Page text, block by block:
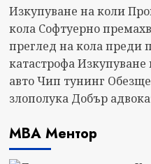
Изкупуване на коли
кола Софтуерно
преглед на кола преди
катастрофа Изкупуване
авто Чип тунинг
злополука Добър
МВА Ментор